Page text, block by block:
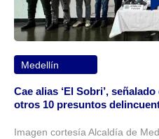
Medellín
Cae alias ‘El Sobri’,
otros 10 presuntos
Imagen cortesía Alcaldía de